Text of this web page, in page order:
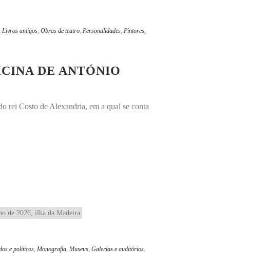
Livros antigos, Obras de teatro, Personalidades, Pintores,
DE ANTÓNIO
rei Costo de Alexandria, em a qual se conta
e políticos Monografia Museus, Galerias e auditórios